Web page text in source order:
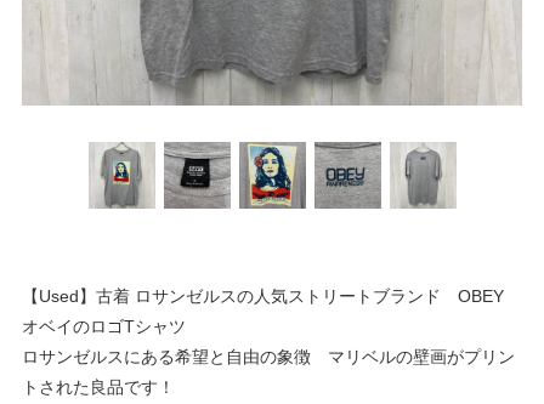
【Used】古着 ロサンゼルスの人気ストリートブランド OBEY
オベイのロゴTシャツ
ロサンゼルスにある希望と自由の象徴 マリベルの壁画がプリン
トされた良品です！